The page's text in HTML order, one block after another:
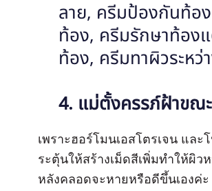
4. แม่ตั้งครรภ์ฝ้าขณ
เพราะฮอร์โมนเอสโตรเจน แล
ระตุ้นให้สร้างเม็ดสีเพิ่มทำให้ผิ
หลังคลอดจะหายหรือดีขึ้นเองค่ะ